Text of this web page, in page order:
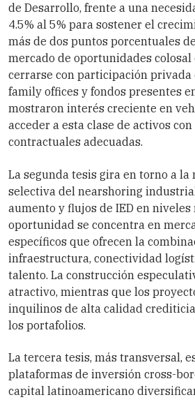
de Desarrollo, frente a una
4.5% al 5% para sostener el
más de dos puntos porcentuales
mercado de oportunidades colosal
cerrarse con participación privada
family offices y fondos presentes
mostraron interés creciente en
acceder a esta clase de activos
contractuales adecuadas.
La segunda tesis gira en torno a la
selectiva del nearshoring
aumento y flujos de IED en niveles
oportunidad se concentra en
específicos que ofrecen la
infraestructura, conectividad
talento. La construcción
atractivo, mientras que los
inquilinos de alta calidad
los portafolios.
La tercera tesis, más transversal,
plataformas de inversión cross-
capital latinoamericano